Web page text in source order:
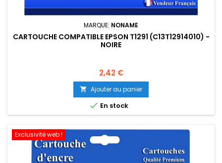
MARQUE: NONAME
CARTOUCHE COMPATIBLE EPSON T1291 (C13T12914010) -
NOIRE
Prix
2,42 €
 Ajouter au panier
 En stock
Exclusivité web !